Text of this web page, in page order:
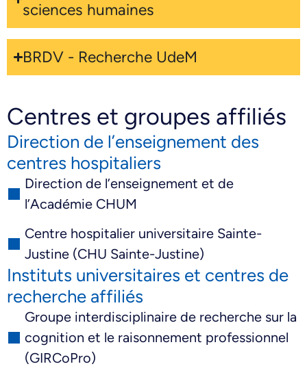
sciences humaines
BRDV - Recherche UdeM
Centres et groupes affiliés
Direction de l’enseignement des
centres hospitaliers
Direction de l’enseignement et de
l’Académie CHUM
Centre hospitalier universitaire Sainte-
Justine (CHU Sainte-Justine)
Instituts universitaires et centres de
recherche affiliés
Groupe interdisciplinaire de recherche sur la
cognition et le raisonnement professionnel
(GIRCoPro)